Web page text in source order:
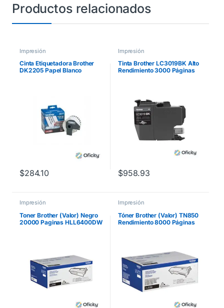
Productos relacionados
Impresión
Cinta Etiquetadora Brother
DK2205 Papel Blanco
$284.10
Impresión
Tinta Brother LC3019BK Alto
Rendimiento 3000 Páginas
$958.93
Impresión
Toner Brother (Valor) Negro
20000 Paginas HLL6400DW
Impresión
Tóner Brother (Valor) TN850
Rendimiento 8000 Páginas